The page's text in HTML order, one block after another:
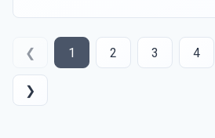
❮ 1 2 3 4
❯